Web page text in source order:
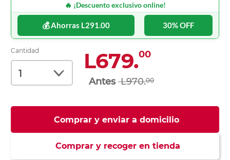
🔥 ¡Descuento exclusivo online!
💰 Ahorras L291.00 30% OFF
Cantidad L679.00
L970.00
Comprar y enviar a domicilio
Comprar y recoger en tienda